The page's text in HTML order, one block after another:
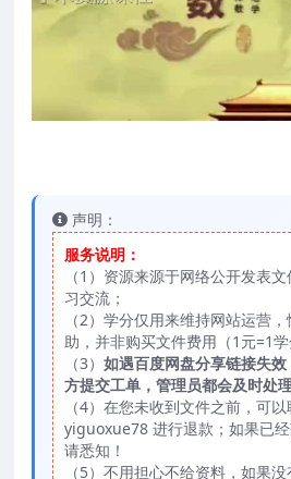
声明：
服务说明：
（1）资源来源于网络公开发表
习交流；
（2）学分仅用来维持网站运营
助，并非购买文件费用（1元=1学
（3） 如遇百度网盘分享链接失
方提交工单，管理员都会及时处
（4）在您未收到文件之前，可以
yiguoxue78 进行退款；如果已
请悉知！
（5）不用担心不给资料，如果